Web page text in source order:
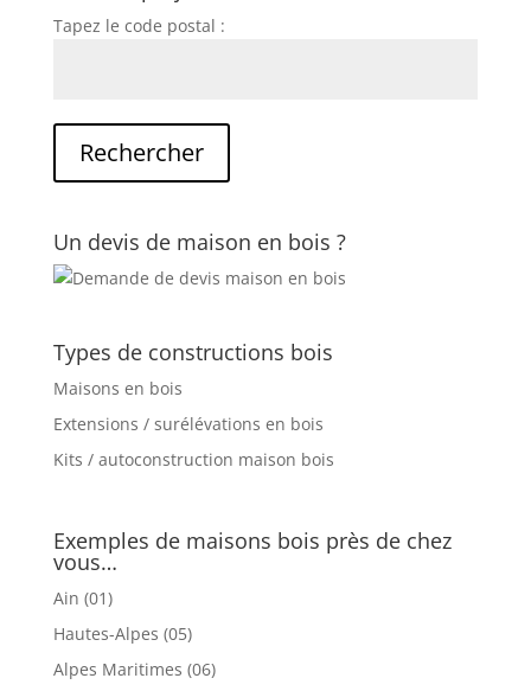
Tapez le code postal :
Un devis de maison en bois ?
Types de constructions bois
Maisons en bois
Extensions / surélévations en bois
Kits / autoconstruction maison bois
Exemples de maisons bois près de chez
vous…
Ain (01)
Hautes-Alpes (05)
Alpes Maritimes (06)